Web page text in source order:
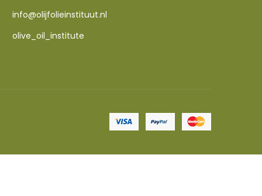
info@olijfolieinstituut.nl
olive_oil_institute